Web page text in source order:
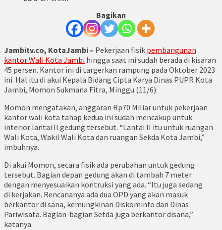
Bagikan
Jambitv.co, KotaJambi – Pekerjaan fisik pembangunan
kantor Wali Kota Jambi hingga saat ini sudah berada di kisaran
45 persen. Kantor ini di targerkan rampung pada Oktober 2023
ini. Hal itu di akui Kepala Bidang Cipta Karya Dinas PUPR Kota
Jambi, Momon Sukmana Fitra, Minggu (11/6).
Momon mengatakan, anggaran Rp70 Miliar untuk pekerjaan
kantor wali kota tahap kedua ini sudah mencakup untuk
interior lantai II gedung tersebut. “Lantai II itu untuk ruangan
Wali Kota, Wakil Wali Kota dan ruangan Sekda Kota Jambi,”
imbuhnya.
Di akui Momon, secara fisik ada perubahan untuk gedung
tersebut. Bagian depan gedung akan di tambah 7 meter
dengan menyesuaikan kontruksi yang ada. “Itu juga sedang
di kerjakan. Rencananya ada dua OPD yang akan masuk
berkantor di sana, kemungkinan Diskominfo dan Dinas
Pariwisata. Bagian-bagian Setda juga berkantor disana,”
katanya.